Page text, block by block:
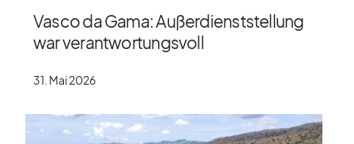
Vasco da Gama: Außerdienststellung
war verantwortungsvoll
31. Mai 2026